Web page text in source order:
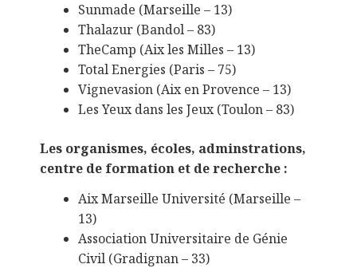
Sunmade (Marseille – 13)
Thalazur (Bandol – 83)
TheCamp (Aix les Milles – 13)
Total Energies (Paris – 75)
Vignevasion (Aix en Provence – 13)
Les Yeux dans les Jeux (Toulon – 83)
Les organismes, écoles, adminstrations,
centre de formation et de recherche :
Aix Marseille Université (Marseille –
13)
Association Universitaire de Génie
Civil (Gradignan – 33)